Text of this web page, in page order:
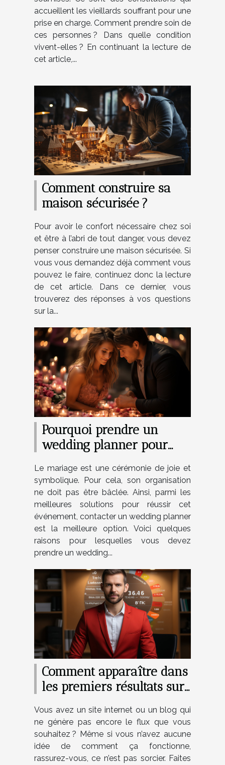
accueillent les vieillards souffrant pour une
prise en charge. Comment prendre soin de
ces personnes ? Dans quelle condition
vivent-elles ? En continuant la lecture de
cet article,...
Comment construire sa
maison sécurisée ?
Pour avoir le confort nécessaire chez soi
et être à l’abri de tout danger, vous devez
penser construire une maison sécurisée. Si
vous vous demandez déjà comment vous
pouvez le faire, continuez donc la lecture
de cet article. Dans ce dernier, vous
trouverez des réponses à vos questions
sur la...
Pourquoi prendre un
wedding planner pour
Le mariage est une cérémonie de joie et
symbolique. Pour cela, son organisation
ne doit pas être bâclée. Ainsi, parmi les
meilleures solutions pour réussir cet
événement, contacter un wedding planner
est la meilleure option. Voici quelques
raisons pour lesquelles vous devez
prendre un wedding...
Comment apparaître dans
les premiers résultats sur
Vous avez un site internet ou un blog qui
ne génère pas encore le flux que vous
souhaitez ? Même si vous n’avez aucune
idée de comment ça fonctionne,
rassurez-vous, ce n’est pas sorcier. Faites